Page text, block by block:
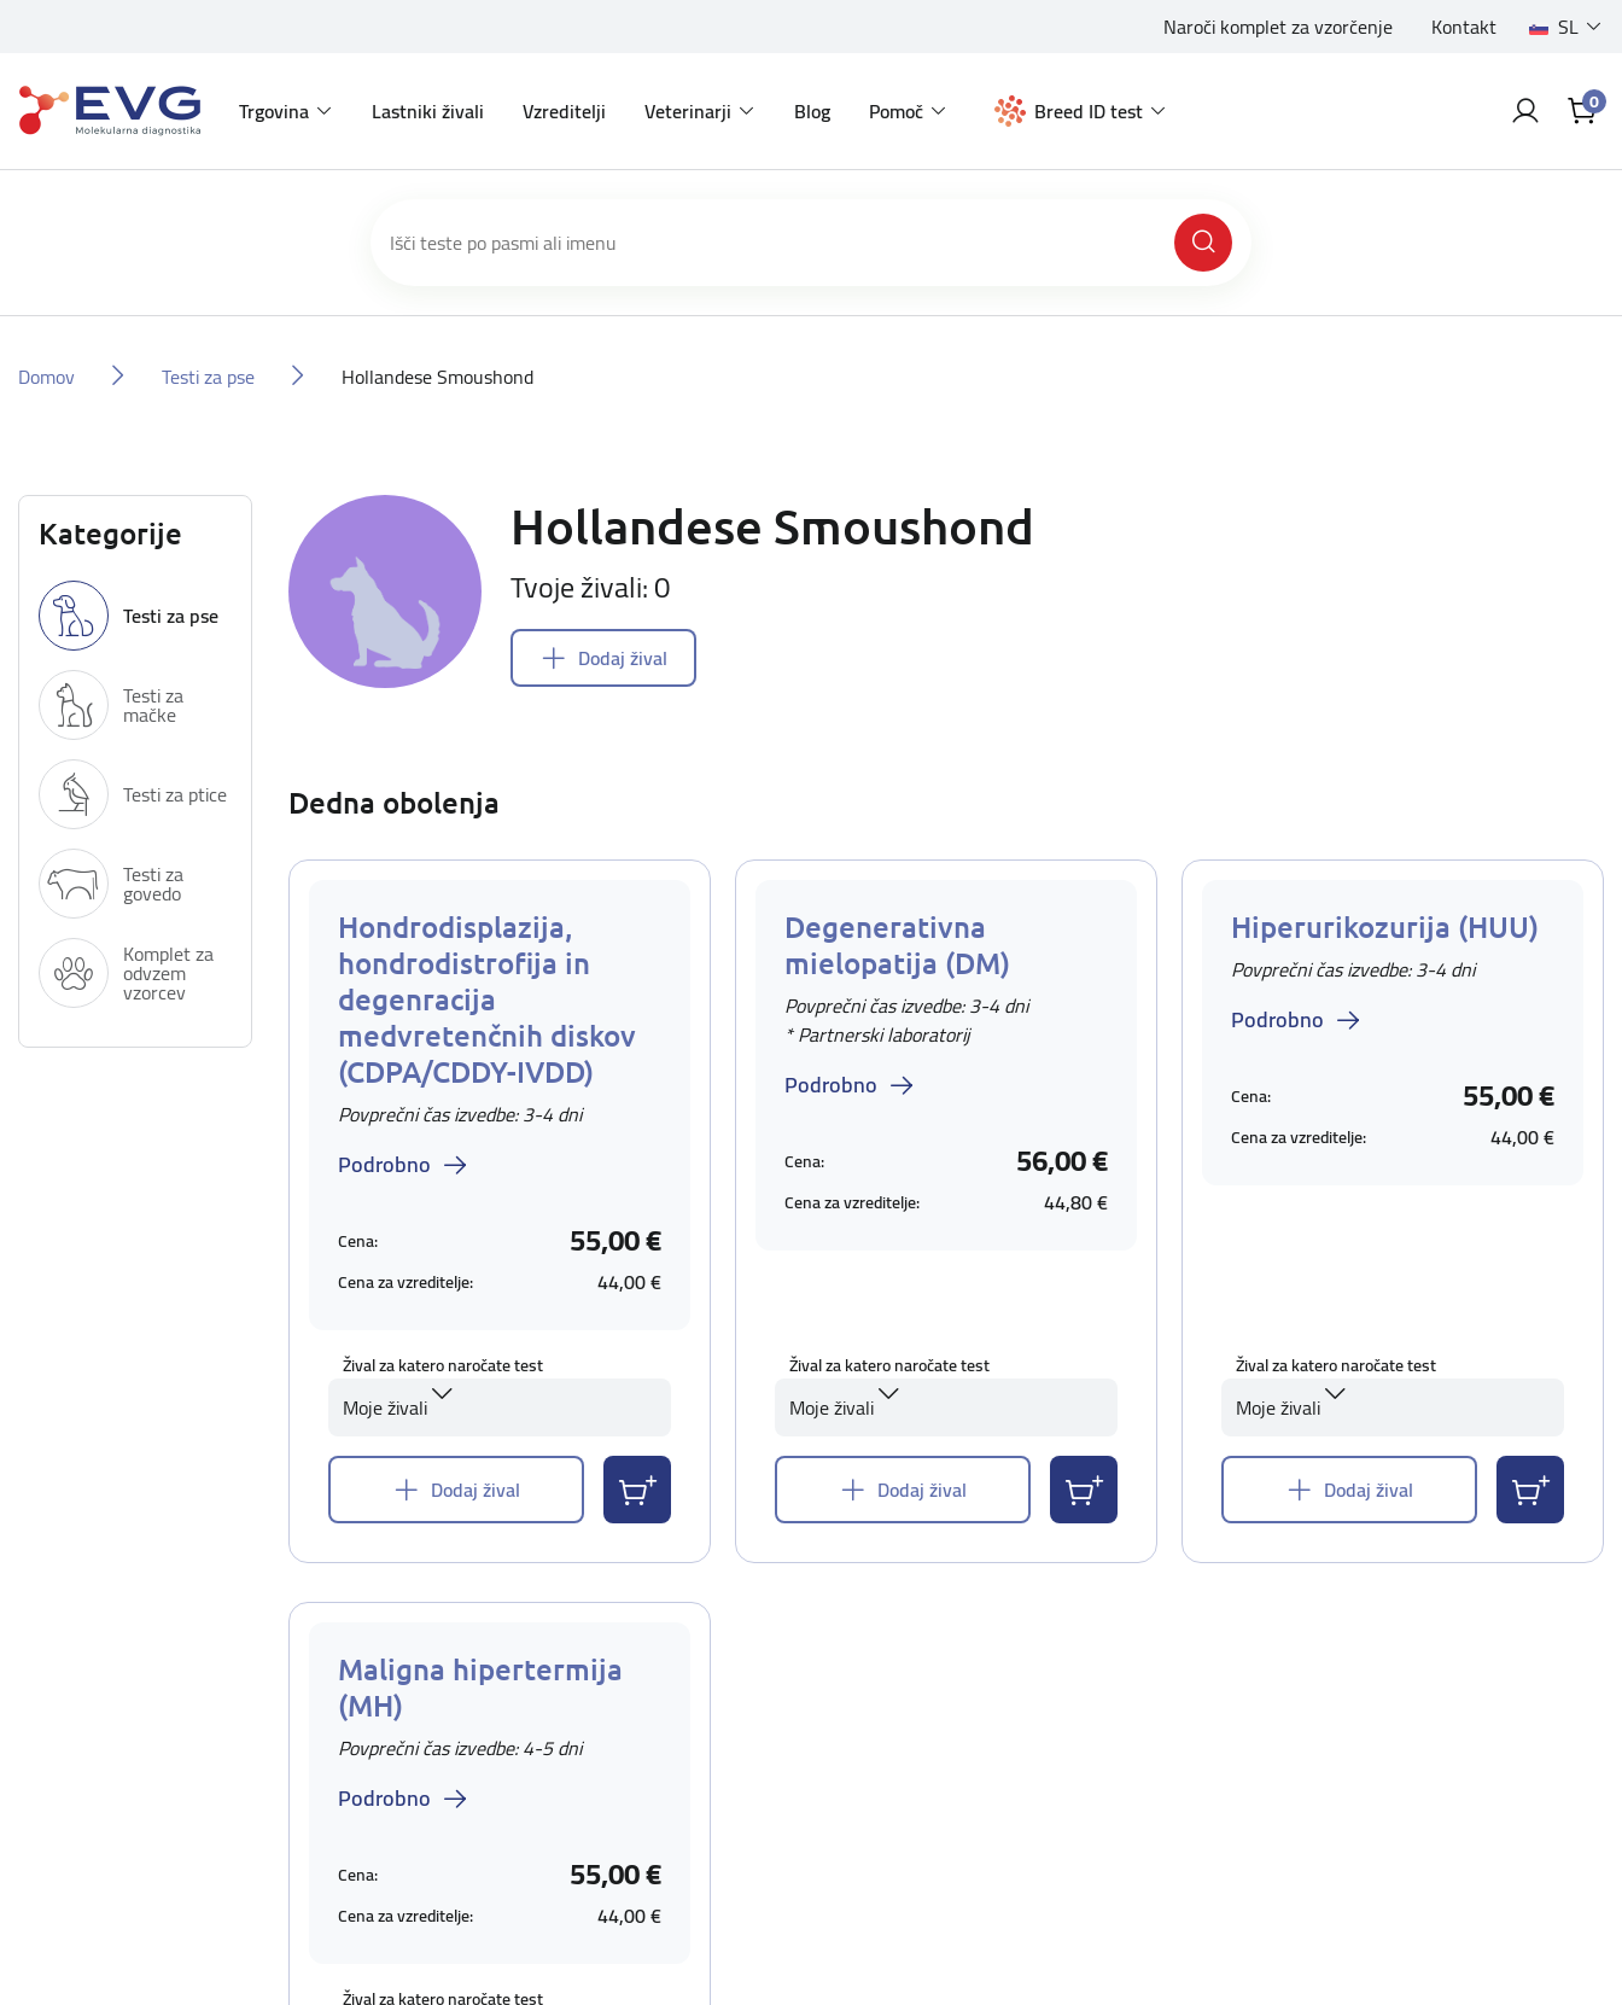
Naroči komplet za vzorčenje Kontakt SL
Trgovina Lastniki živali Vzreditelji Veterinarji Blog Pomoč Breed ID test 0
Domov Testi za pse Hollandese Smoushond
Kategorije
Testi za pse
Testi za
mačke
Testi za ptice
Testi za
govedo
Komplet za
odvzem
vzorcev
Hollandese Smoushond
Tvoje živali: 0
Dodaj žival
Dedna obolenja
Hondrodisplazija,
hondrodistrofija in
degenracija
medvretenčnih diskov
(CDPA/CDDY-IVDD)
Povprečni čas izvedbe: 3-4 dni
Podrobno
Cena: 55,00 €
Cena za vzreditelje: 44,00 €
Žival za katero naročate test
Moje živali
Dodaj žival
Degenerativna
mielopatija (DM)
Povprečni čas izvedbe: 3-4 dni
* Partnerski laboratorij
Podrobno
Cena: 56,00 €
Cena za vzreditelje: 44,80 €
Žival za katero naročate test
Moje živali
Dodaj žival
Hiperurikozurija (HUU)
Povprečni čas izvedbe: 3-4 dni
Podrobno
Cena: 55,00 €
Cena za vzreditelje: 44,00 €
Žival za katero naročate test
Moje živali
Dodaj žival
Maligna hipertermija
(MH)
Povprečni čas izvedbe: 4-5 dni
Podrobno
Cena: 55,00 €
Cena za vzreditelje: 44,00 €